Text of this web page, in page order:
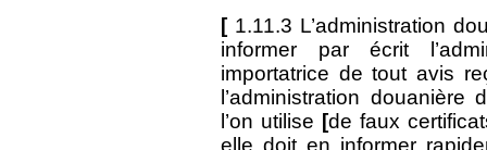
[ 1.11.3 L’administration
informer par écrit
importatrice de tout avis
l’administration
l’on utilise [de faux
elle doit en informer